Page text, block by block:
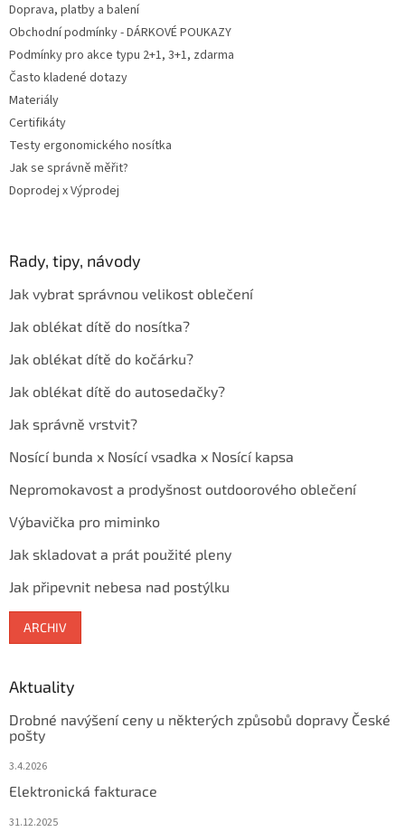
Doprava, platby a balení
Obchodní podmínky - DÁRKOVÉ POUKAZY
Podmínky pro akce typu 2+1, 3+1, zdarma
Často kladené dotazy
Materiály
Certifikáty
Testy ergonomického nosítka
Jak se správně měřit?
Doprodej x Výprodej
Rady, tipy, návody
Jak vybrat správnou velikost oblečení
Jak oblékat dítě do nosítka?
Jak oblékat dítě do kočárku?
Jak oblékat dítě do autosedačky?
Jak správně vrstvit?
Nosící bunda x Nosící vsadka x Nosící kapsa
Nepromokavost a prodyšnost outdoorového oblečení
Výbavička pro miminko
Jak skladovat a prát použité pleny
Jak připevnit nebesa nad postýlku
ARCHIV
Aktuality
Drobné navýšení ceny u některých způsobů dopravy České
pošty
3.4.2026
Elektronická fakturace
31.12.2025